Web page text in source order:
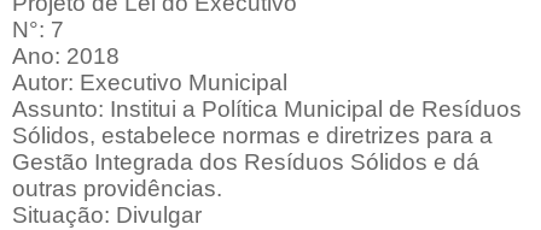
N°: 7
Ano: 2018
Autor: Executivo Municipal
Assunto: Institui a Política Municipal de Resíduos
Sólidos, estabelece normas e diretrizes para a
Gestão Integrada dos Resíduos Sólidos e dá
outras providências.
Situação: Divulgar